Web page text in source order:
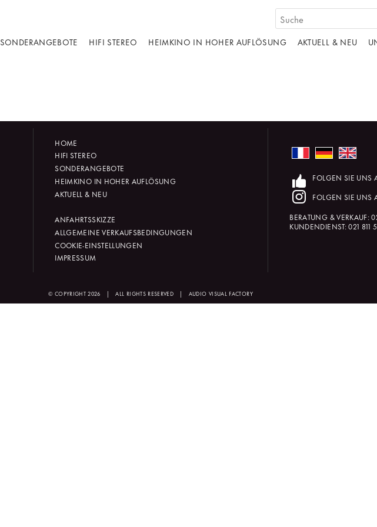
SONDERANGEBOTE HIFI STEREO HEIMKINO IN HOHER AUFLÖSUNG AKTUELL & NEU
HOME
HIFI STEREO
SONDERANGEBOTE
HEIMKINO IN HOHER AUFLÖSUNG
AKTUELL & NEU
ANFAHRTSSKIZZE
ALLGEMEINE VERKAUFSBEDINGUNGEN
COOKIE-EINSTELLUNGEN
IMPRESSUM
FOLGEN SIE UNS
FOLGEN SIE UNS
BERATUNG & VERKAUF:
KUNDENDIENST:021 811
© COPYRIGHT 2026 | ALL RIGHTS RESERVED | AUDIO VISUAL FACTORY